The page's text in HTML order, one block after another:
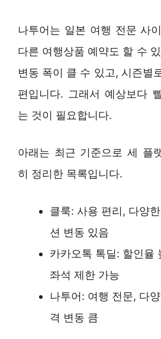
나투어는 일본 여행 전문 사
다른 여행상품 예약도 할 수
변동 폭이 클 수 있고, 시즌별
편입니다. 그래서 예상보다
는 것이 필요합니다.
아래는 최근 기준으로 세 플
히 정리한 목록입니다.
클룩: 사용 편리, 다양
션 변동 있음
카카오톡 톡딜: 할인율
좌석 제한 가능
나투어: 여행 전문, 다
격 변동 큼